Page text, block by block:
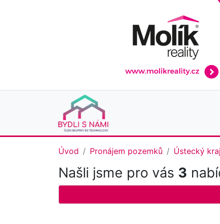
Úvod Pronájem pozemků Ústecký kraj
Našli jsme pro vás 3